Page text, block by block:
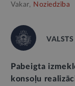
Vakar, Noziedzība
Pabeigta
konsoļu